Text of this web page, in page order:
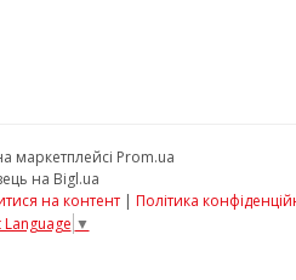
маркетплейсі Prom.ua
на Bigl.ua
на контент | Політика
Language ▼